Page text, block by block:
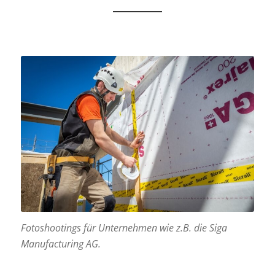
Fotoshootings für Unternehmen wie z.B. die Siga
Manufacturing AG.